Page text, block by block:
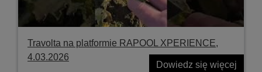
Travolta na platformie RAPOOL XPERIENCE,
4.03.2026
Dowiedz się więcej